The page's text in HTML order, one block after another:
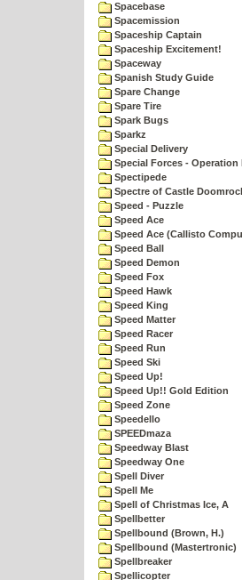
Spacebase
Spacemission
Spaceship Captain
Spaceship Excitement!
Spaceway
Spanish Study Guide
Spare Change
Spare Tire
Spark Bugs
Sparkz
Special Delivery
Special Forces - Operation
Spectipede
Spectre of Castle
Speed - Puzzle
Speed Ace
Speed Ace (Callisto
Speed Ball
Speed Demon
Speed Fox
Speed Hawk
Speed King
Speed Matter
Speed Racer
Speed Run
Speed Ski
Speed Up!
Speed Up!! Gold Edition
Speed Zone
Speedello
SPEEDmaza
Speedway Blast
Speedway One
Spell Diver
Spell Me
Spell of Christmas Ice, A
Spellbetter
Spellbound (Brown, H.)
Spellbound (Mastertronic)
Spellbreaker
Spellicopter